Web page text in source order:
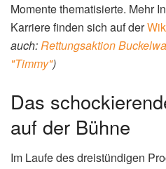
Momente thematisierte. Mehr
Karriere finden sich auf der
auch:Rettungsaktion
"Timmy")
Das
auf der Bühne
Im Laufe des dreistündigen